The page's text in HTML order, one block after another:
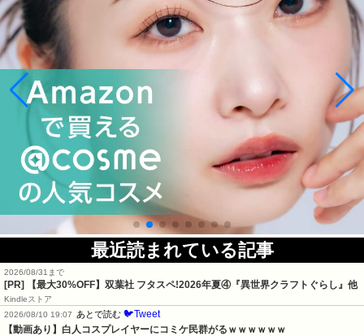
最近読まれている記事
2026/08/31まで
[PR] 【最大30%OFF】双葉社 フタスペ!2026年夏④『異世界クラフトぐらし』他
Kindleストア
2026/08/10 19:07
あとで読む 🐦Tweet
【動画あり】白人コスプレイヤーにコミケ民群がるｗｗｗｗｗｗ